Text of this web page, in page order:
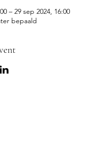
– 29 sep 2024, 16:00
bepaald